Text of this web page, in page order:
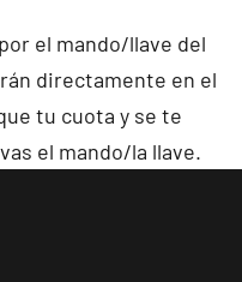
el mando/llave del
directamente en el
tu cuota y se te
el mando/la llave.